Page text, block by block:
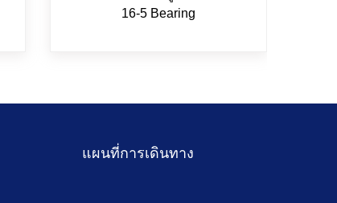
16-5 Bearing
แผนที่การเดินทาง